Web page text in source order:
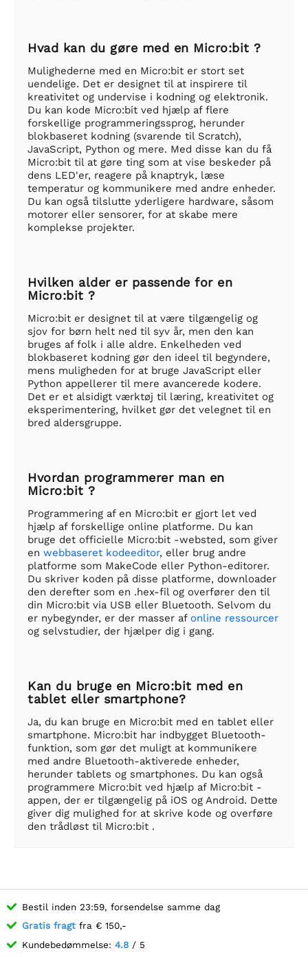
Hvad kan du gøre med en Micro:bit ?
Mulighederne med en Micro:bit er stort set
uendelige. Det er designet til at inspirere til
kreativitet og undervise i kodning og elektronik.
Du kan kode Micro:bit ved hjælp af flere
forskellige programmeringssprog, herunder
blokbaseret kodning (svarende til Scratch),
JavaScript, Python og mere. Med disse kan du få
Micro:bit til at gøre ting som at vise beskeder på
dens LED'er, reagere på knaptryk, læse
temperatur og kommunikere med andre enheder.
Du kan også tilslutte yderligere hardware, såsom
motorer eller sensorer, for at skabe mere
komplekse projekter.
Hvilken alder er passende for en
Micro:bit ?
Micro:bit er designet til at være tilgængelig og
sjov for børn helt ned til syv år, men den kan
bruges af folk i alle aldre. Enkelheden ved
blokbaseret kodning gør den ideel til begyndere,
mens muligheden for at bruge JavaScript eller
Python appellerer til mere avancerede kodere.
Det er et alsidigt værktøj til læring, kreativitet og
eksperimentering, hvilket gør det velegnet til en
bred aldersgruppe.
Hvordan programmerer man en
Micro:bit ?
Programmering af en Micro:bit er gjort let ved
hjælp af forskellige online platforme. Du kan
bruge det officielle Micro:bit -websted, som giver
en webbaseret kodeeditor, eller brug andre
platforme som MakeCode eller Python-editorer.
Du skriver koden på disse platforme, downloader
den derefter som en .hex-fil og overfører den til
din Micro:bit via USB eller Bluetooth. Selvom du
er nybegynder, er der masser af online ressourcer
og selvstudier, der hjælper dig i gang.
Kan du bruge en Micro:bit med en
tablet eller smartphone?
Ja, du kan bruge en Micro:bit med en tablet eller
smartphone. Micro:bit har indbygget Bluetooth-
funktion, som gør det muligt at kommunikere
med andre Bluetooth-aktiverede enheder,
herunder tablets og smartphones. Du kan også
programmere Micro:bit ved hjælp af Micro:bit -
appen, der er tilgængelig på iOS og Android. Dette
giver dig mulighed for at skrive kode og overføre
den trådløst til Micro:bit .
Bestil inden 23:59, forsendelse samme dag
Gratis fragt fra € 150,-
Kundebedømmelse: 4.8 / 5